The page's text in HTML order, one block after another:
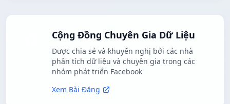
Cộng Đồng Chuyên Gia Dữ Liệu
Được chia sẻ và khuyến nghị bởi các nhà
phân tích dữ liệu và chuyên gia trong các
nhóm phát triển Facebook
Xem Bài Đăng